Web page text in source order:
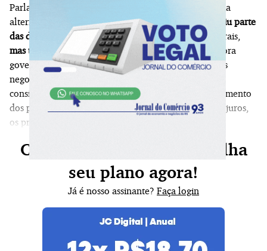
Parlamentar da Agropecuária (FPA) para discutir uma
alternativa ao Projeto de Lei (PL) 5.122/2023reduziu parte
das divergências
sobre a renegociação das dívidas rurais,
mas terminou sem acordonesta terça-feira (7). Embora
governo e bancada ruralista reconheçam avanços nas
negociações, permanecem diferenças em temas
considerados centrais, como os critérios de enquadramento
dos produtores, os limites das operações, as taxas de juros,
os prazos de pagamento e o custo da equalização.
Continue sua leitura, escolha
seu plano agora!
Já é nosso assinante? Faça login